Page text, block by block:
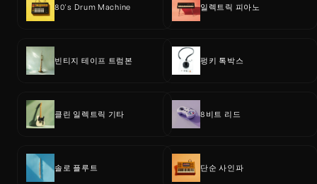
80's Drum Machine 일렉트릭 피아노
빈티지 테이프 트럼본 펑키 톡박스
클린 일렉트릭 기타 8비트 리드
솔로 플루트 단순 사인파